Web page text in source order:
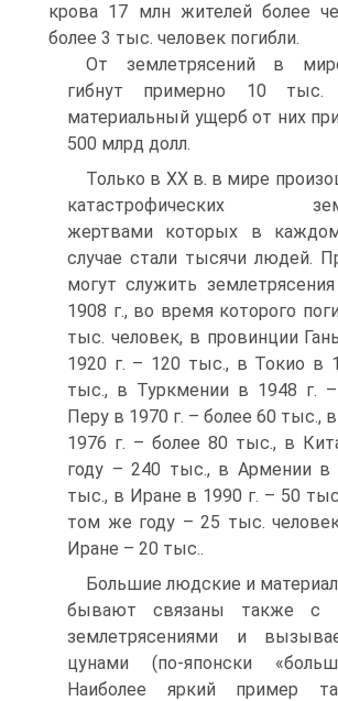
крова 17 млн жителей более
более 3 тыс. человек погибли.
От землетрясений в
гибнут примерно 10 тыс.
материальный ущерб от них
500 млрд долл.
Только в XX в. в мире
катастрофических
жертвами которых в
случае стали тысячи людей.
могут служить
1908 г., во время которого
тыс. человек, в провинции
1920 г. – 120 тыс., в Токио в
тыс., в Туркмении в 1948 г.
Перу в 1970 г. – более 60 тыс.,
1976 г. – более 80 тыс., в
году – 240 тыс., в Армении в
тыс., в Иране в 1990 г. – 50
том же году – 25 тыс.
Иране – 20 тыс..
Большие людские и
бывают связаны также с
землетрясениями и
цунами (по-японски
Наиболее яркий пример